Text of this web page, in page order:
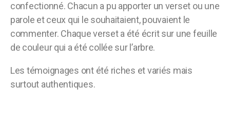
confectionné. Chacun a pu apporter un verset ou une
parole et ceux qui le souhaitaient, pouvaient le
commenter. Chaque verset a été écrit sur une feuille
de couleur qui a été collée sur l’arbre.
Les témoignages ont été riches et variés mais
surtout authentiques.